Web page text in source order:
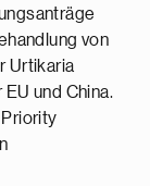
von
Urtikaria
EU und China.
Priority